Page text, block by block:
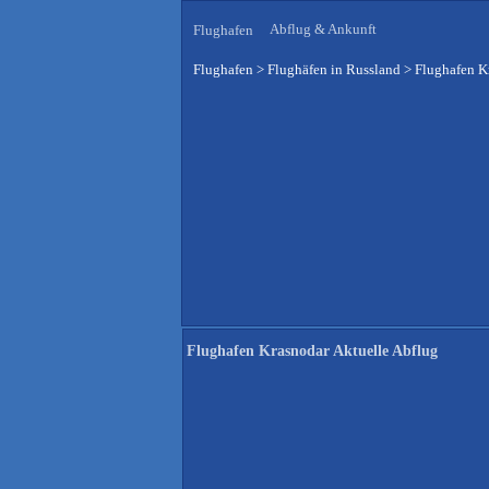
Flughafen Abflug & Ankunft
Flughafen > Flughäfen in Russland > Flughafen
Flughafen Krasnodar Aktuelle Abflug